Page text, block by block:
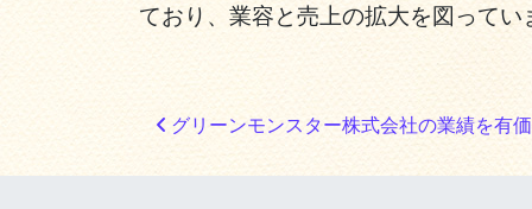
ており、業容と売上の拡大を図ってい
投稿ナビゲーション
グリーンモンスター株式会社の業績を有